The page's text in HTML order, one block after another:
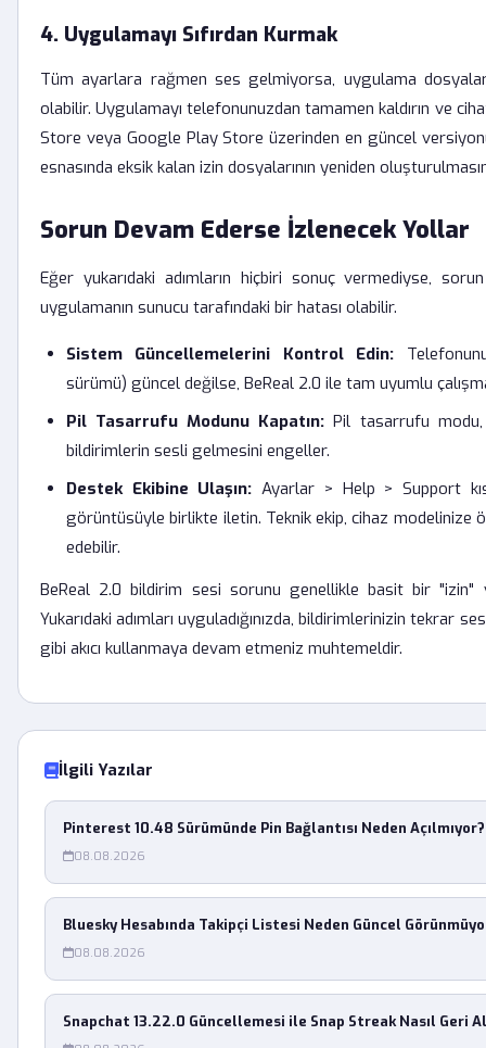
4. Uygulamayı Sıfırdan Kurmak
Tüm ayarlara rağmen ses gelmiyorsa, uygulama
olabilir. Uygulamayı telefonunuzdan tamamen kaldırın ve
Store veya Google Play Store üzerinden en güncel
esnasında eksik kalan izin dosyalarının yeniden
Sorun Devam Ederse İzlenecek Yollar
Eğer yukarıdaki adımların hiçbiri sonuç vermediyse, sorun
uygulamanın sunucu tarafındaki bir hatası olabilir.
Sistem Güncellemelerini Kontrol Edin:
sürümü) güncel değilse, BeReal 2.0 ile tam uyumlu
Pil Tasarrufu Modunu Kapatın: Pil tasarrufu modu,
bildirimlerin sesli gelmesini engeller.
Destek Ekibine Ulaşın: Ayarlar > Help > Support
görüntüsüyle birlikte iletin. Teknik ekip, cihaz modelinize
edebilir.
BeReal 2.0 bildirim sesi sorunu genellikle basit bir "izin"
Yukarıdaki adımları uyguladığınızda, bildirimlerinizin tekrar
gibi akıcı kullanmaya devam etmeniz muhtemeldir.
İlgili Yazılar
Pinterest 10.48 Sürümünde Pin Bağlantısı Neden Açılmıyor?
08.08.2026
Bluesky Hesabında Takipçi Listesi Neden Güncel
08.08.2026
Snapchat 13.22.0 Güncellemesi ile Snap Streak Nasıl Geri